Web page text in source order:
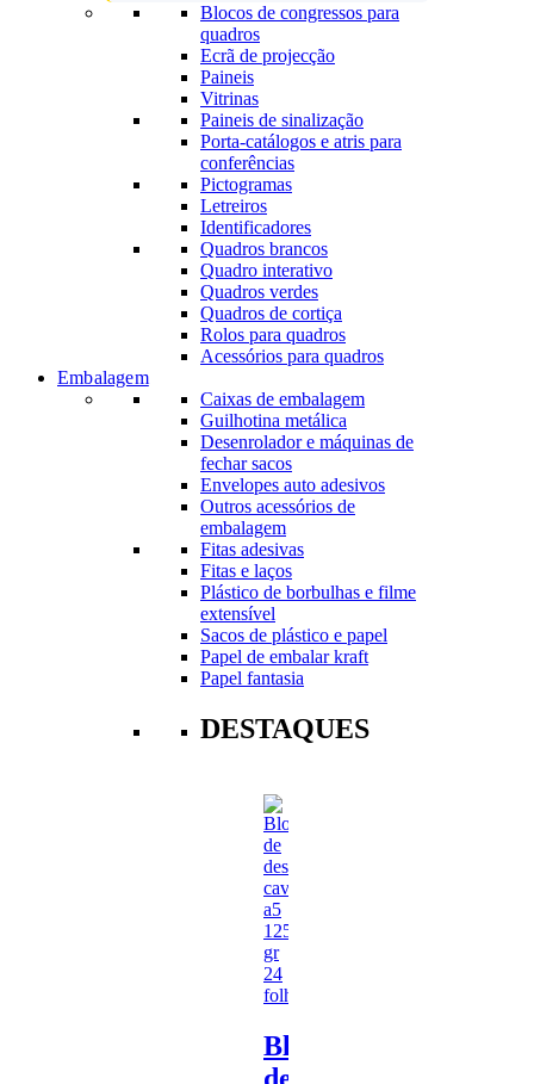
Blocos de congressos para
quadros
Ecrã de projecção
Paineis
Vitrinas
Paineis de sinalização
Porta-catálogos e atris para
conferências
Pictogramas
Letreiros
Identificadores
Quadros brancos
Quadro interativo
Quadros verdes
Quadros de cortiça
Rolos para quadros
Acessórios para quadros
Embalagem
Caixas de embalagem
Guilhotina metálica
Desenrolador e máquinas de
fechar sacos
Envelopes auto adesivos
Outros acessórios de
embalagem
Fitas adesivas
Fitas e laços
Plástico de borbulhas e filme
extensível
Sacos de plástico e papel
Papel de embalar kraft
Papel fantasia
DESTAQUES
Bloco
de